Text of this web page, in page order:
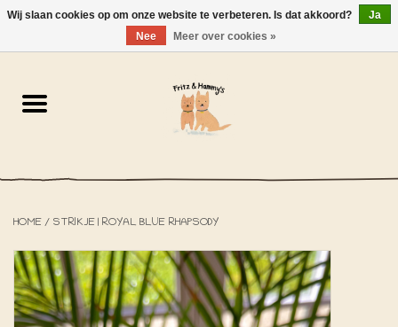
NL-EN 0 Artikelen - €0,00
De Winkel
Het Strandhuisje
HOME / STRIKJE | ROYAL BLUE RHAPSODY
Wij slaan cookies op om onze website te verbeteren. Is dat akkoord?
Ja
Nee
Meer over cookies »